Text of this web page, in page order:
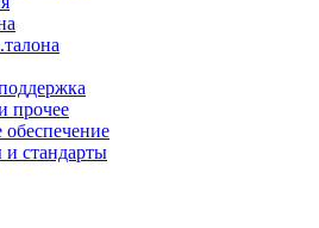
прочее
стандарты